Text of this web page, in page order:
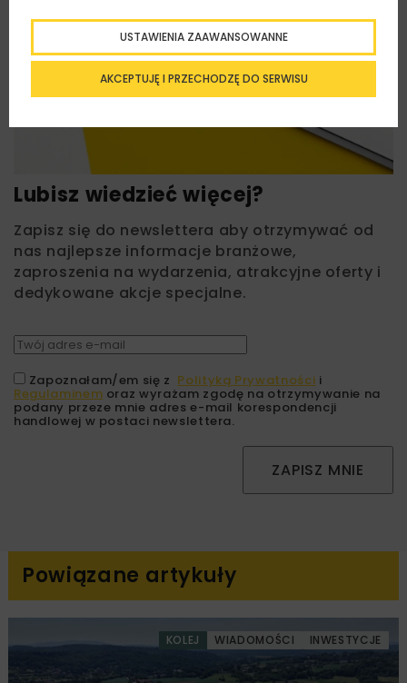
Lubisz wiedzieć więcej?
Zapisz się do newslettera aby otrzymywać od
nas najlepsze informacje branżowe,
zaproszenia na wydarzenia, atrakcyjne oferty i
dedykowane akcje specjalne.
Zapoznałam/em się z Polityką Prywatności i
Regulaminem oraz wyrażam zgodę na otrzymywanie na
podany przeze mnie adres e-mail korespondencji
handlowej w postaci newslettera.
ZAPISZ MNIE
Powiązane artykuły
KOLEJ WIADOMOŚCI INWESTYCJE
AKCEPTUJĘ I PRZECHODZĘ DO SERWISU
USTAWIENIA ZAAWANSOWANNE